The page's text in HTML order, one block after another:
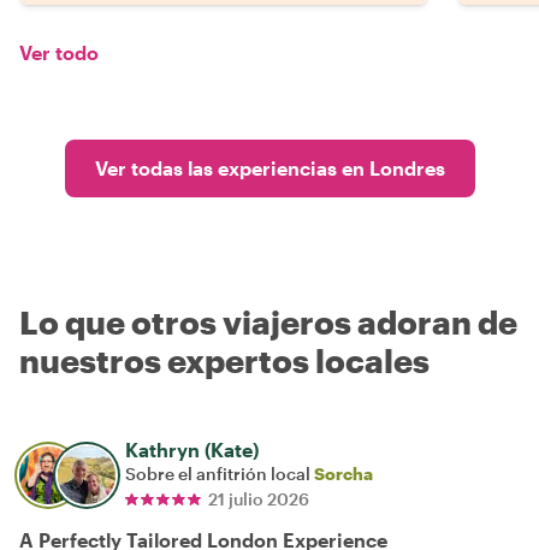
Ver todo
Ver todas las experiencias en Londres
Lo que otros viajeros adoran de
nuestros expertos locales
Kathryn (Kate)
Sobre el anfitrión local Sorcha
21 julio 2026
A Perfectly Tailored London Experience